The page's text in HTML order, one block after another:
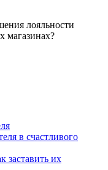
лояльности
магазинах?
в счастливого
заставить их